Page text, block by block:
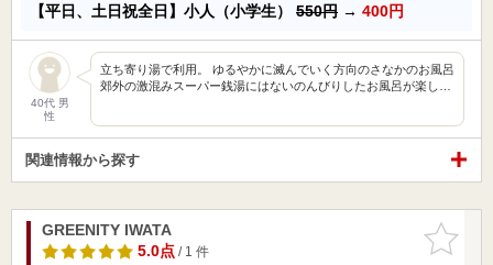
【平日、土日祝全日】小人（小学生） 550円 → 400円
40代 男
性
立ち寄り湯で利用。 ゆるやかに滅んでいく方向のさなかのお風呂
郊外の激混みスーパー銭湯にはないのんびりしたお風呂が楽し…
関連情報から探す
お気に入
りに追加
GREENITY IWATA
5.0点/ 1 件